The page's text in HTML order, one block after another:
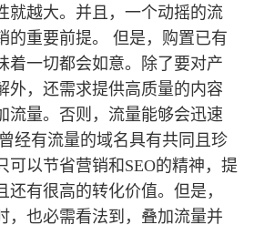
就越大。并且，一个动摇的流
的重要前提。 但是，购置已有
着一切都会如意。除了要对产
外，还需求提供高质量的内容
流量。否则，流量能够会迅速
经有流量的域名具有共同且珍
可以节省营销和SEO的精神，提
有很高的转化价值。但是，
，也必需看法到，叠加流量并